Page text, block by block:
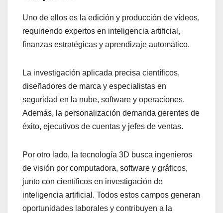
Uno de ellos es la edición y producción de vídeos,
requiriendo expertos en inteligencia artificial,
finanzas estratégicas y aprendizaje automático.
La investigación aplicada precisa científicos,
diseñadores de marca y especialistas en
seguridad en la nube, software y operaciones.
Además, la personalización demanda gerentes de
éxito, ejecutivos de cuentas y jefes de ventas.
Por otro lado, la tecnología 3D busca ingenieros
de visión por computadora, software y gráficos,
junto con científicos en investigación de
inteligencia artificial. Todos estos campos generan
oportunidades laborales y contribuyen a la